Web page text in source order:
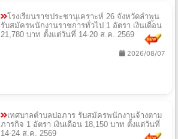
โรงเรียนราชประชานุเคราะห์ 26 จังหวัดลำพูน
รับสมัครพนักงานราชการทั่วไป 1 อัตรา เงินเดือน
21,780 บาท ตั้งแต่วันที่ 14-20 ส.ค. 2569
2026/08/07
เทศบาลตำบลปอภาร รับสมัครพนักงานจ้างตาม
ภารกิจ 1 อัตรา เงินเดือน 18,150 บาท ตั้งแต่วันที่
14-24 ส.ค. 2569